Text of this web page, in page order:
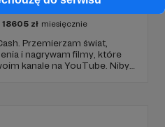
18605 zł miesięcznie
Przemierzam świat,
i nagrywam filmy, które
kanale na YouTube. Niby